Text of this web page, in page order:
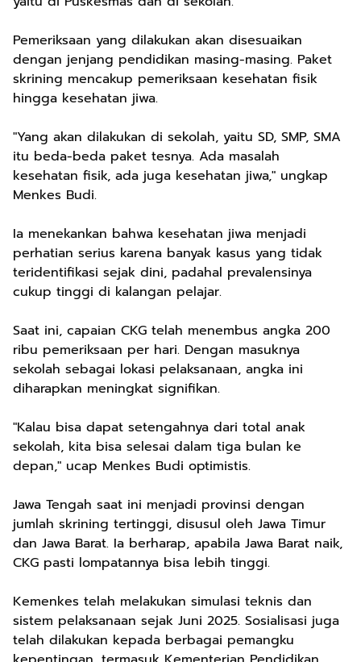
Pemeriksaan yang dilakukan akan disesuaikan
dengan jenjang pendidikan masing-masing. Paket
skrining mencakup pemeriksaan kesehatan fisik
hingga kesehatan jiwa.
"Yang akan dilakukan di sekolah, yaitu SD, SMP, SMA
itu beda-beda paket tesnya. Ada masalah
kesehatan fisik, ada juga kesehatan jiwa," ungkap
Menkes Budi.
Ia menekankan bahwa kesehatan jiwa menjadi
perhatian serius karena banyak kasus yang tidak
teridentifikasi sejak dini, padahal prevalensinya
cukup tinggi di kalangan pelajar.
Saat ini, capaian CKG telah menembus angka 200
ribu pemeriksaan per hari. Dengan masuknya
sekolah sebagai lokasi pelaksanaan, angka ini
diharapkan meningkat signifikan.
"Kalau bisa dapat setengahnya dari total anak
sekolah, kita bisa selesai dalam tiga bulan ke
depan," ucap Menkes Budi optimistis.
Jawa Tengah saat ini menjadi provinsi dengan
jumlah skrining tertinggi, disusul oleh Jawa Timur
dan Jawa Barat. Ia berharap, apabila Jawa Barat naik,
CKG pasti lompatannya bisa lebih tinggi.
Kemenkes telah melakukan simulasi teknis dan
sistem pelaksanaan sejak Juni 2025. Sosialisasi juga
telah dilakukan kepada berbagai pemangku